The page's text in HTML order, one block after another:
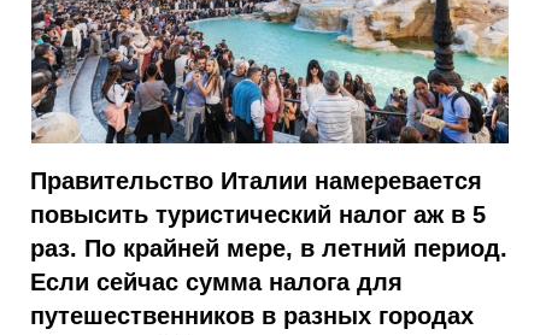
Правительство Италии намеревается
повысить туристический налог аж в 5
раз. По крайней мере, в летний период.
Если сейчас сумма налога для
путешественников в разных городах